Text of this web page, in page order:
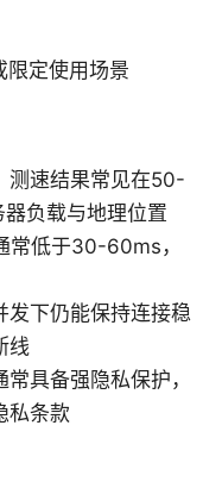
限定使用场景
测速结果常见在50-
负载与地理位置
常低于30-60ms，
发下仍能保持连接稳
线
具备强隐私保护，
私条款